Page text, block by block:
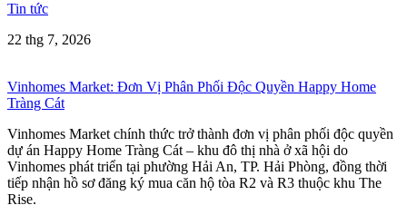
Tin tức
22 thg 7, 2026
Vinhomes Market: Đơn Vị Phân Phối Độc Quyền Happy Home
Tràng Cát
Vinhomes Market chính thức trở thành đơn vị phân phối độc quyền
dự án Happy Home Tràng Cát – khu đô thị nhà ở xã hội do
Vinhomes phát triển tại phường Hải An, TP. Hải Phòng, đồng thời
tiếp nhận hồ sơ đăng ký mua căn hộ tòa R2 và R3 thuộc khu The
Rise.